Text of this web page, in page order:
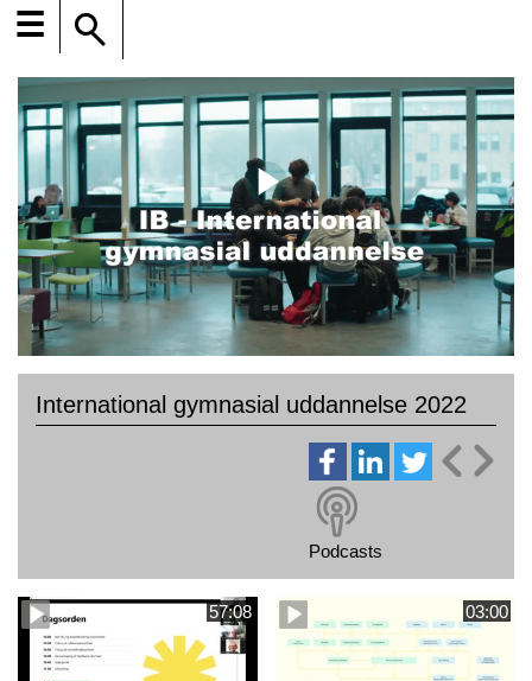
☰
International gymnasial uddannelse 2022
Podcasts
57:08 03:00